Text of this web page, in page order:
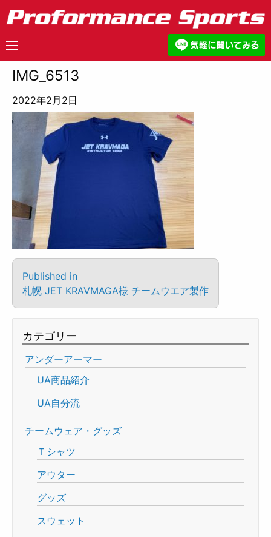
IMG_6513
2022年2月2日
Published in
札幌 JET KRAVMAGA様 チームウエア製作
カテゴリー
アンダーアーマー
UA商品紹介
UA自分流
チームウェア・グッズ
Ｔシャツ
アウター
グッズ
スウェット